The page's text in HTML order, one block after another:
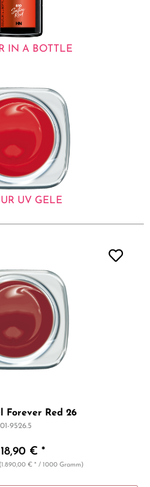
IN A BOTTLE
UV GELE
Forever Red 26
01-9526.5
€ *
(1.890,00 € * / 1000 Gramm)